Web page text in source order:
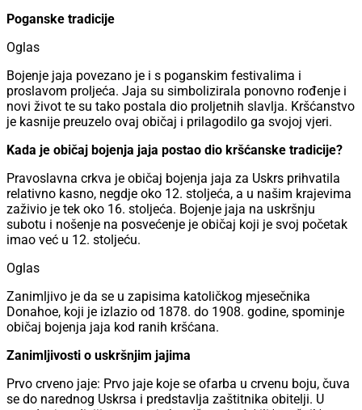
Poganske tradicije
Oglas
Bojenje jaja povezano je i s poganskim festivalima i
proslavom proljeća. Jaja su simbolizirala ponovno rođenje i
novi život te su tako postala dio proljetnih slavlja. Kršćanstvo
je kasnije preuzelo ovaj običaj i prilagodilo ga svojoj vjeri.
Kada je običaj bojenja jaja postao dio kršćanske tradicije?
Pravoslavna crkva je običaj bojenja jaja za Uskrs prihvatila
relativno kasno, negdje oko 12. stoljeća, a u našim krajevima
zaživio je tek oko 16. stoljeća. Bojenje jaja na uskršnju
subotu i nošenje na posvećenje je običaj koji je svoj početak
imao već u 12. stoljeću.
Oglas
Zanimljivo je da se u zapisima katoličkog mjesečnika
Donahoe, koji je izlazio od 1878. do 1908. godine, spominje
običaj bojenja jaja kod ranih kršćana.
Zanimljivosti o uskršnjim jajima
Prvo crveno jaje: Prvo jaje koje se ofarba u crvenu boju, čuva
se do narednog Uskrsa i predstavlja zaštitnika obitelji. U